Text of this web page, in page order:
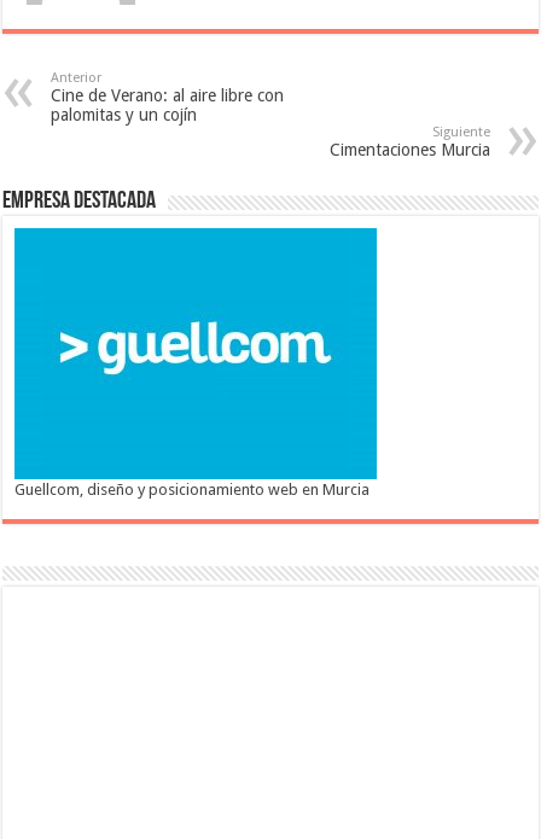
Anterior
Cine de Verano: al aire libre con
palomitas y un cojín
Siguiente
Cimentaciones Murcia
Empresa destacada
Guellcom, diseño y posicionamiento web en Murcia